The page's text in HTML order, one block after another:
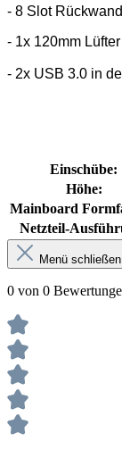
- 8 Slot Rückwand
- 1x 120mm Lüfter
- 2x USB 3.0 in
Einschübe:
Höhe:
Mainboard
Netzteil-
Menü schließen
0 von 0